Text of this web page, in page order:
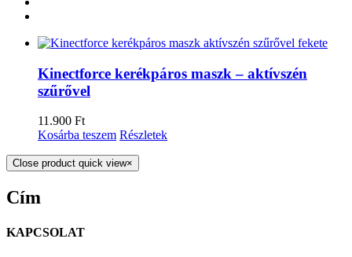
Kinectforce kerékpáros maszk – aktívszén
szűrővel
11.900 Ft
Kosárba teszem Részletek
Close product quick view×
Cím
KAPCSOLAT